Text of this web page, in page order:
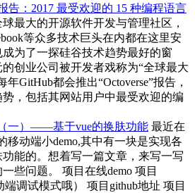
告：2017 最受欢迎的 15 种编程语言
最大的开源软件开发与管理社区，
等众多技术巨头在内都在这里安
为了一探硅谷技术趋势最好的窗
创业公司被开发者戏称为“全球最大
年GitHub都会推出“Octoverse”报告，
，包括其网站用户中最受欢迎的编
一）——基于vue的换肤功能 最近在
移动端小demo,其中有一块是实现各
能的。想着写一篇文章，来写一写
些问题。 项目在线demo 项目
端调试模式哦） 项目github地址 项目